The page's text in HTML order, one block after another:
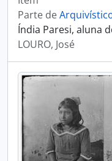
Parte de
Índia Paresi, aluna
LOURO, José